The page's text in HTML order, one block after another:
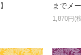
までメ
1,870円(